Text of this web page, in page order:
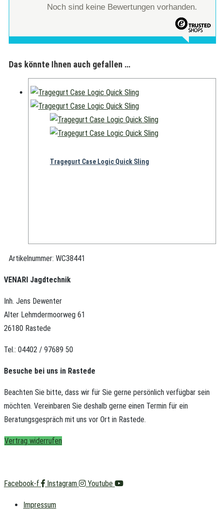
Noch sind keine Bewertungen vorhanden.
Das könnte Ihnen auch gefallen …
Tragegurt Case Logic Quick Sling
Artikelnummer: WC38441
VENARI Jagdtechnik
Inh. Jens Dewenter
Alter Lehmdermoorweg 61
26180 Rastede
Tel.: 04402 / 97689 50
Besuche bei uns in Rastede
Beachten Sie bitte, dass wir für Sie gerne persönlich verfügbar sein
möchten. Vereinbaren Sie deshalb gerne einen Termin für ein
Beratungsgespräch mit uns vor Ort in Rastede.
Vertrag widerrufen
Facebook-f Instagram Youtube
Impressum